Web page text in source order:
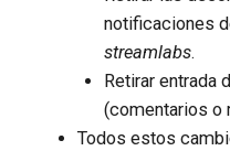
notificaciones
streamlabs.
Retirar entrada
(comentarios o
Todos estos